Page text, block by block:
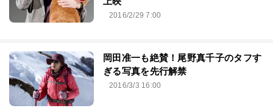
2016/2/29 7:00
岡田准一も絶賛！尾野真千子のタフす
ぎる写真を先行解禁
2016/3/3 16:00